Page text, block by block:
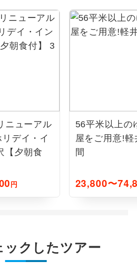
ニューアル
デイ・イ
【夕朝食
円
56平米以上の
屋をご用意!
間
23,800〜
ックしたツアー